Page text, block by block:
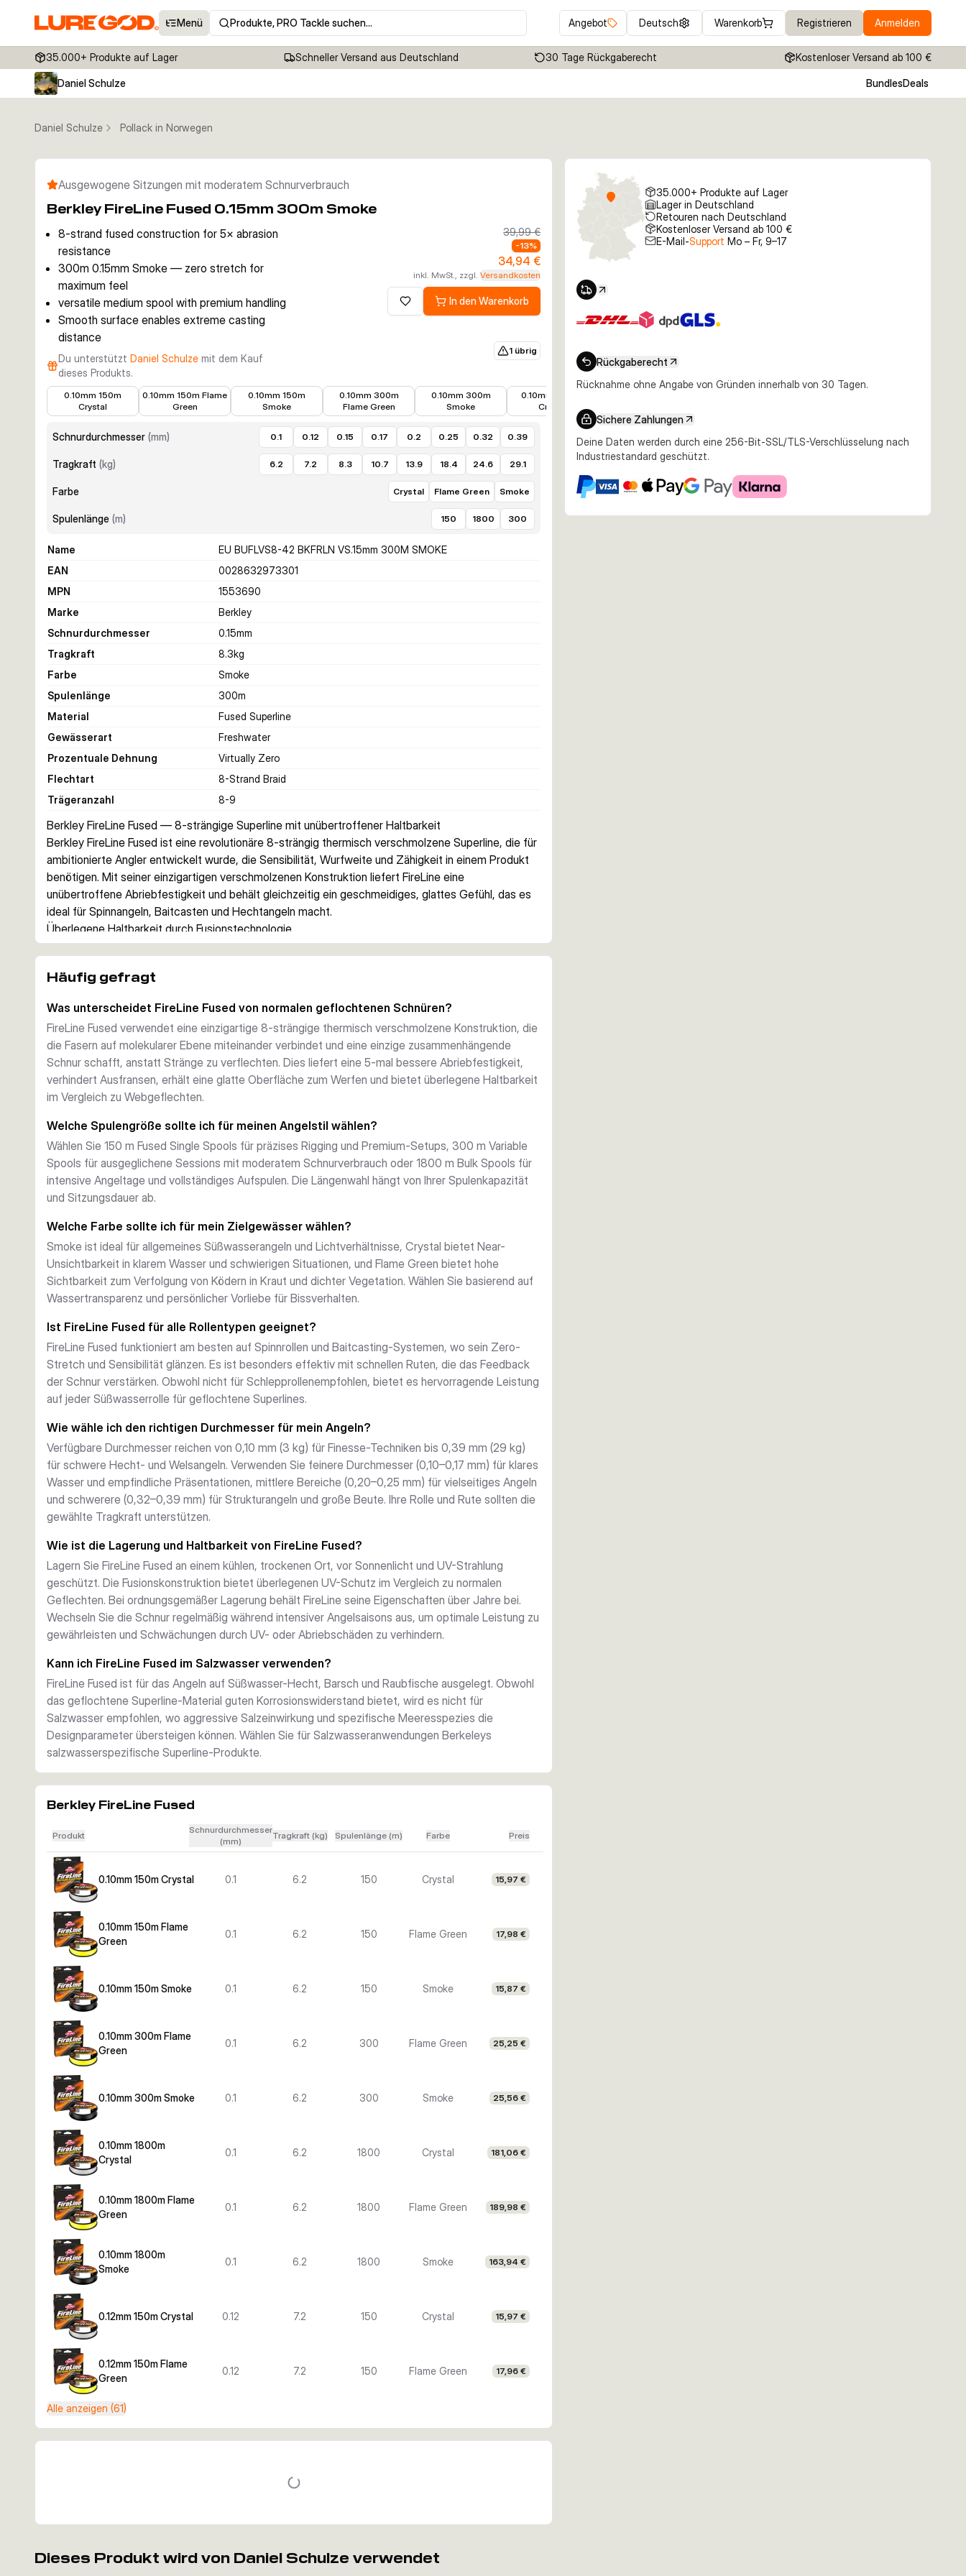
Menü Produkte, PRO Tackle suchen… Angebot Deutsch Warenkorb Registrieren Anmelden
35.000+ Produkte auf Lager Schneller Versand aus Deutschland 30 Tage Rückgaberecht Kostenloser Versand ab 100 €
Daniel Schulze BundlesDeals
Daniel Schulze Pollack in Norwegen
Ausgewogene Sitzungen mit moderatem Schnurverbrauch
Berkley FireLine Fused 0.15mm 300m Smoke
8-strand fused construction for 5× abrasion
resistance
300m 0.15mm Smoke — zero stretch for
maximum feel
versatile medium spool with premium handling
Smooth surface enables extreme casting
distance
Du unterstützt Daniel Schulze mit dem Kauf
dieses Produkts.
39,99 €
-13%
34,94 €
inkl. MwSt., zzgl.Versandkosten
Zur Wunschliste hinzufügen
In den Warenkorb
1 übrig
0.10mm 150m
Crystal
0.10mm 150m Flame
Green
0.10mm 150m
Smoke
0.10mm 300m
Flame Green
0.10mm 300m
Smoke
0.10mm 1800m
Crystal
189,98 €
163,94 €
15,97 €
Schnurdurchmesser (mm) 0.1 0.12 0.15 0.17 0.2 0.25 0.32 0.39
Tragkraft (kg) 6.2 7.2 8.3 10.7 13.9 18.4 24.6 29.1
Farbe Crystal Flame Green Smoke
Spulenlänge (m) 150 1800 300
Name
EU BUFLVS8-42 BKFRLN VS.15mm 300M SMOKE
EAN
0028632973301
MPN
1553690
Marke
Berkley
Schnurdurchmesser
0.15mm
Tragkraft
8.3kg
Farbe
Smoke
Spulenlänge
300m
Material
Fused Superline
Gewässerart
Freshwater
Prozentuale Dehnung
Virtually Zero
Flechtart
8-Strand Braid
Trägeranzahl
8-9
Berkley FireLine Fused — 8-strängige Superline mit unübertroffener Haltbarkeit
Berkley FireLine Fused ist eine revolutionäre 8-strängig thermisch verschmolzene Superline, die für
ambitionierte Angler entwickelt wurde, die Sensibilität, Wurfweite und Zähigkeit in einem Produkt
benötigen. Mit seiner einzigartigen verschmolzenen Konstruktion liefert FireLine eine
unübertroffene Abriebfestigkeit und behält gleichzeitig ein geschmeidiges, glattes Gefühl, das es
ideal für Spinnangeln, Baitcasten und Hechtangeln macht.
Überlegene Haltbarkeit durch Fusionstechnologie
Das propriäre 8-strängige Fusionsverfahren erzeugt eine Schnur, die 5-mal abriebfester ist als
oder sich trennen können, bindet die Fusionskonstruktion die Fasern auf molekularer Ebene
kostengünstigen Wahl für Angler, die in felsigen Strukturen, Vegetation und rauem Gelände angeln.
Sensibilität trifft Wurfleistung
FireLine wurde für Angler entwickelt, die keine Kompromisse beim Gefühl eingehen können und
verbindet nahezu null Dehnung mit außergewöhnlicher Sensibilität. Sie werden selbst die kleinsten
Bisse bemerken und gleichzeitig eine überlegene Wurfweite genießen, dank seiner glatten
Oberfläche. Das Durchmesser-zu-Tragkraft-Verhältnis ist unübertroffen und ermöglicht die
Verwendung dünnerer Durchmesser ohne Einbußen bei der Zugfestigkeit.
Vielseitige Spulengrößen für jeden Angler
Erhältlich in 150 m Fused Single Spools für Premium-Rigging, 300 m Variable Spools für
ausgewogene Leistung und 1800 m Bulk Spools für intensive Sessions passt sich FireLine Ihrem
Angelsystem an. Wählen Sie zwischen straffer Smoke, niedrig-sichtbarem Crystal oder
hochsichtbarem Flame Green – jede für spezifische Wasserbedingungen und Anglerpräferenzen
entwickelt.
Süßwasserleistung unter allen Bedingungen
FireLine Fused zeichnet sich beim Angeln auf Hecht, Barsch und andere Raubfische aus. Sein Zero-
Stretch-Charakter passt perfekt zu schnellen Ruten und reaktionsschnellen Rollen und bietet
direkten Kontakt zu Köder und Ziel.
Häufig gefragt
Was unterscheidet FireLine Fused von normalen geflochtenen Schnüren?
FireLine Fused verwendet eine einzigartige 8-strängige thermisch verschmolzene Konstruktion, die
die Fasern auf molekularer Ebene miteinander verbindet und eine einzige zusammenhängende
Schnur schafft, anstatt Stränge zu verflechten. Dies liefert eine 5-mal bessere Abriebfestigkeit,
verhindert Ausfransen, erhält eine glatte Oberfläche zum Werfen und bietet überlegene Haltbarkeit
im Vergleich zu Webgeflechten.
Welche Spulengröße sollte ich für meinen Angelstil wählen?
Wählen Sie 150 m Fused Single Spools für präzises Rigging und Premium-Setups, 300 m Variable
Spools für ausgeglichene Sessions mit moderatem Schnurverbrauch oder 1800 m Bulk Spools für
intensive Angeltage und vollständiges Aufspulen. Die Längenwahl hängt von Ihrer Spulenkapazität
und Sitzungsdauer ab.
Welche Farbe sollte ich für mein Zielgewässer wählen?
Smoke ist ideal für allgemeines Süßwasserangeln und Lichtverhältnisse, Crystal bietet Near-
Unsichtbarkeit in klarem Wasser und schwierigen Situationen, und Flame Green bietet hohe
Sichtbarkeit zum Verfolgung von Ködern in Kraut und dichter Vegetation. Wählen Sie basierend auf
Wassertransparenz und persönlicher Vorliebe für Bissverhalten.
Ist FireLine Fused für alle Rollentypen geeignet?
FireLine Fused funktioniert am besten auf Spinnrollen und Baitcasting-Systemen, wo sein Zero-
Stretch und Sensibilität glänzen. Es ist besonders effektiv mit schnellen Ruten, die das Feedback
der Schnur verstärken. Obwohl nicht für Schlepprollenempfohlen, bietet es hervorragende Leistung
auf jeder Süßwasserrolle für geflochtene Superlines.
Wie wähle ich den richtigen Durchmesser für mein Angeln?
Verfügbare Durchmesser reichen von 0,10 mm (3 kg) für Finesse-Techniken bis 0,39 mm (29 kg)
für schwere Hecht- und Welsangeln. Verwenden Sie feinere Durchmesser (0,10–0,17 mm) für klares
Wasser und empfindliche Präsentationen, mittlere Bereiche (0,20–0,25 mm) für vielseitiges Angeln
und schwerere (0,32–0,39 mm) für Strukturangeln und große Beute. Ihre Rolle und Rute sollten die
gewählte Tragkraft unterstützen.
Wie ist die Lagerung und Haltbarkeit von FireLine Fused?
Lagern Sie FireLine Fused an einem kühlen, trockenen Ort, vor Sonnenlicht und UV-Strahlung
geschützt. Die Fusionskonstruktion bietet überlegenen UV-Schutz im Vergleich zu normalen
Geflechten. Bei ordnungsgemäßer Lagerung behält FireLine seine Eigenschaften über Jahre bei.
Wechseln Sie die Schnur regelmäßig während intensiver Angelsaisons aus, um optimale Leistung zu
gewährleisten und Schwächungen durch UV- oder Abriebschäden zu verhindern.
Kann ich FireLine Fused im Salzwasser verwenden?
FireLine Fused ist für das Angeln auf Süßwasser-Hecht, Barsch und Raubfische ausgelegt. Obwohl
das geflochtene Superline-Material guten Korrosionswiderstand bietet, wird es nicht für
Salzwasser empfohlen, wo aggressive Salzeinwirkung und spezifische Meeresspezies die
Designparameter übersteigen können. Wählen Sie für Salzwasseranwendungen Berkeleys
salzwasserspezifische Superline-Produkte.
Berkley FireLine Fused
Produkt
Schnurdurchmesser
(mm)
Tragkraft (kg) Spulenlänge (m) Farbe Preis
0.10mm 150m Crystal 0.1 6.2 150 Crystal 15,97 €
0.10mm 150m Flame
Green
0.1 6.2 150 Flame Green 17,98 €
0.10mm 150m Smoke 0.1 6.2 150 Smoke 15,87 €
0.10mm 300m Flame
Green
0.1 6.2 300 Flame Green 25,25 €
0.10mm 300m Smoke 0.1 6.2 300 Smoke 25,56 €
0.10mm 1800m
Crystal
0.1 6.2 1800 Crystal 181,06 €
0.10mm 1800m Flame
Green
0.1 6.2 1800 Flame Green 189,98 €
0.10mm 1800m
Smoke
0.1 6.2 1800 Smoke 163,94 €
0.12mm 150m Crystal 0.12 7.2 150 Crystal 15,97 €
0.12mm 150m Flame
Green
0.12 7.2 150 Flame Green 17,96 €
Alle anzeigen (61)
Dieses Produkt wird von Daniel Schulze verwendet
35.000+ Produkte auf Lager
Lager in Deutschland
Retouren nach Deutschland
Kostenloser Versand ab 100 €
E-Mail-Support Mo – Fr, 9–17
Rückgaberecht
Rücknahme ohne Angabe von Gründen innerhalb von 30 Tagen.
Sichere Zahlungen
Deine Daten werden durch eine 256-Bit-SSL/TLS-Verschlüsselung nach
Industriestandard geschützt.